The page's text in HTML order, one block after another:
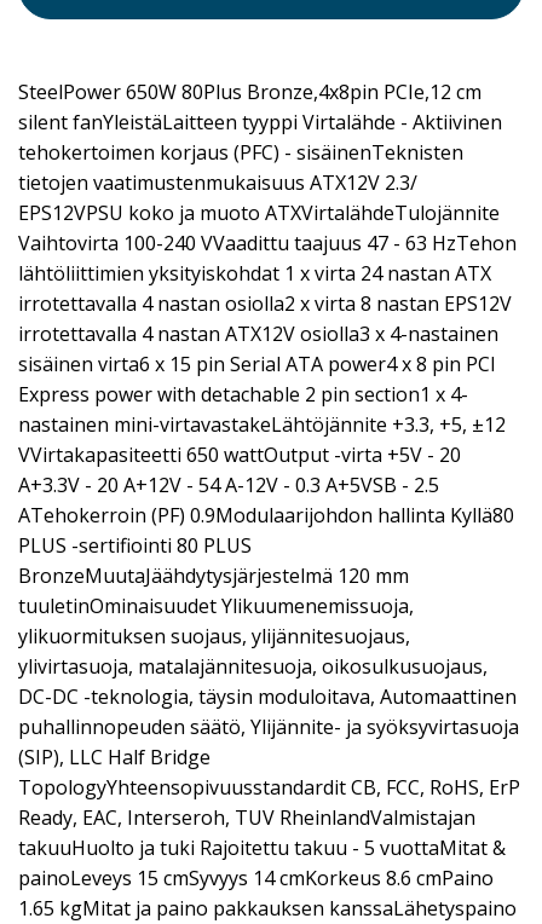
SteelPower 650W 80Plus Bronze,4x8pin PCIe,12 cm
silent fanYleistäLaitteen tyyppi Virtalähde - Aktiivinen
tehokertoimen korjaus (PFC) - sisäinenTeknisten
tietojen vaatimustenmukaisuus ATX12V 2.3/
EPS12VPSU koko ja muoto ATXVirtalähdeTulojännite
Vaihtovirta 100-240 VVaadittu taajuus 47 - 63 HzTehon
lähtöliittimien yksityiskohdat 1 x virta 24 nastan ATX
irrotettavalla 4 nastan osiolla2 x virta 8 nastan EPS12V
irrotettavalla 4 nastan ATX12V osiolla3 x 4-nastainen
sisäinen virta6 x 15 pin Serial ATA power4 x 8 pin PCI
Express power with detachable 2 pin section1 x 4-
nastainen mini-virtavastakeLähtöjännite +3.3, +5, ±12
VVirtakapasiteetti 650 wattOutput -virta +5V - 20
A+3.3V - 20 A+12V - 54 A-12V - 0.3 A+5VSB - 2.5
ATehokerroin (PF) 0.9Modulaarijohdon hallinta Kyllä80
PLUS -sertifiointi 80 PLUS
BronzeMuutaJäähdytysjärjestelmä 120 mm
tuuletinOminaisuudet Ylikuumenemissuoja,
ylikuormituksen suojaus, ylijännitesuojaus,
ylivirtasuoja, matalajännitesuoja, oikosulkusuojaus,
DC-DC -teknologia, täysin moduloitava, Automaattinen
puhallinnopeuden säätö, Ylijännite- ja syöksyvirtasuoja
(SIP), LLC Half Bridge
TopologyYhteensopivuusstandardit CB, FCC, RoHS, ErP
Ready, EAC, Interseroh, TUV RheinlandValmistajan
takuuHuolto ja tuki Rajoitettu takuu - 5 vuottaMitat &
painoLeveys 15 cmSyvyys 14 cmKorkeus 8.6 cmPaino
1.65 kgMitat ja paino pakkauksen kanssaLähetyspaino